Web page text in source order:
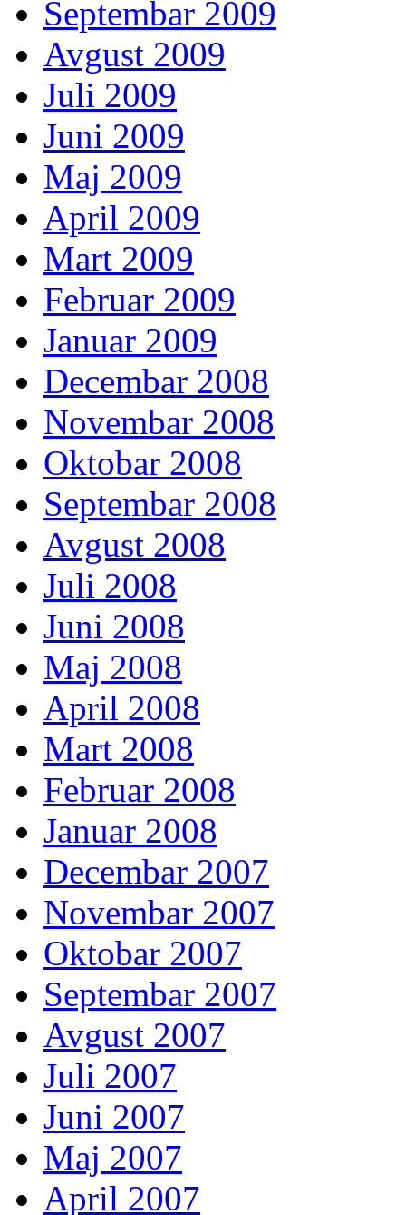
Septembar 2009
Avgust 2009
Juli 2009
Juni 2009
Maj 2009
April 2009
Mart 2009
Februar 2009
Januar 2009
Decembar 2008
Novembar 2008
Oktobar 2008
Septembar 2008
Avgust 2008
Juli 2008
Juni 2008
Maj 2008
April 2008
Mart 2008
Februar 2008
Januar 2008
Decembar 2007
Novembar 2007
Oktobar 2007
Septembar 2007
Avgust 2007
Juli 2007
Juni 2007
Maj 2007
April 2007